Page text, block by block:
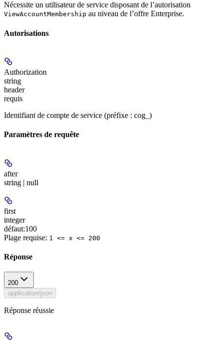
Nécessite un utilisateur de service disposant de l’autorisation
ViewAccountMembership au niveau de l’offre Enterprise.
Autorisations
Authorization
string
header
requis
Identifiant de compte de service (préfixe : cog_)
Paramètres de requête
after
string | null
first
integer
défaut:100
Plage requise: 1 <= x <= 200
Réponse
200
application/json
Réponse réussie